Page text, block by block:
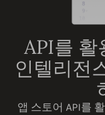
API를 활
인텔리전
앱 스토어 API를